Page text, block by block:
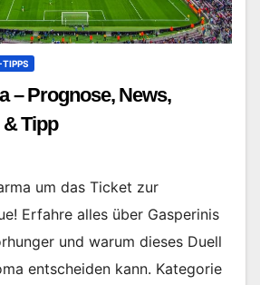
– Prognose, News,
Tipp
um das Ticket zur
Erfahre alles über Gasperinis
und warum dieses Duell
entscheiden kann. Kategorie